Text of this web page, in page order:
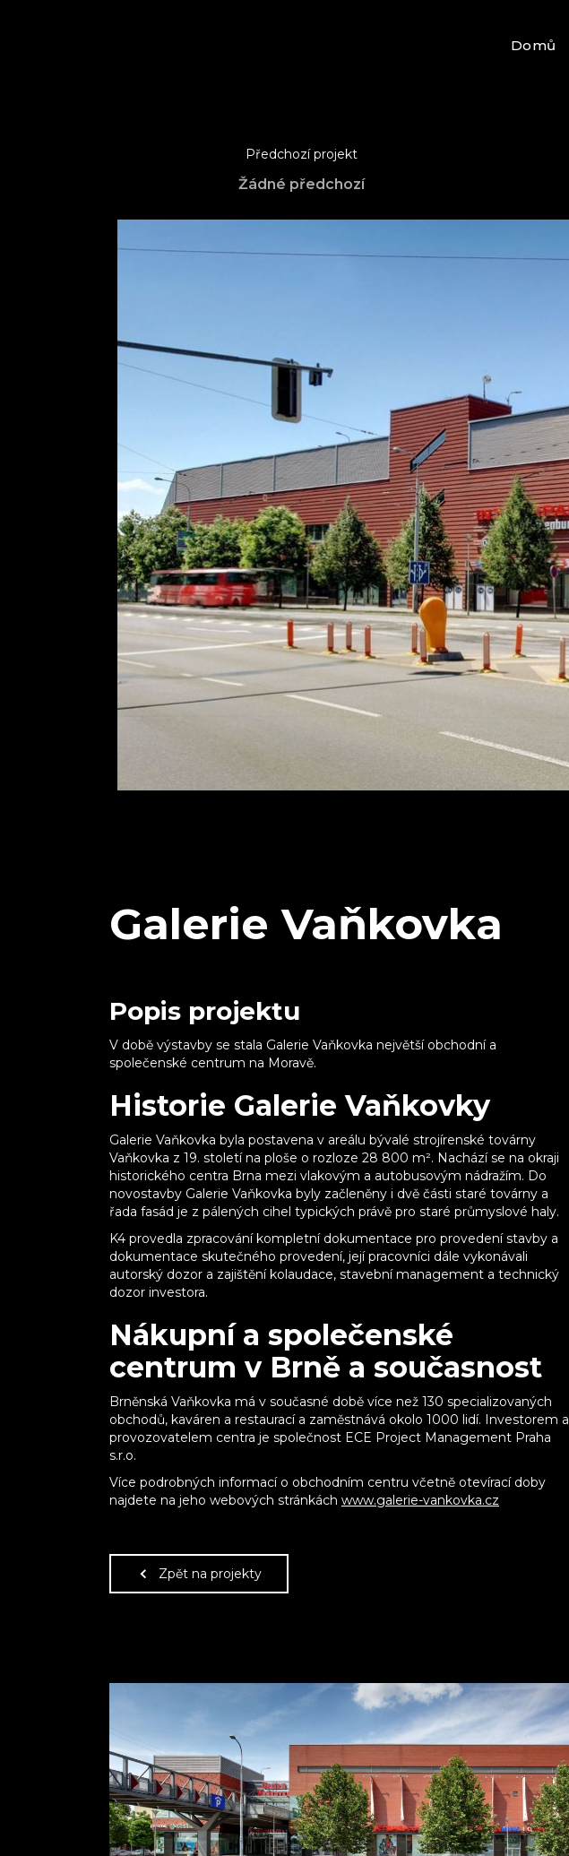
Domů
Předchozí projekt
Žádné předchozí
Galerie Vaňkovka
Popis projektu
V době výstavby se stala Galerie Vaňkovka největší obchodní a
společenské centrum na Moravě.
Historie Galerie Vaňkovky
Galerie Vaňkovka byla postavena v areálu bývalé strojírenské továrny
Vaňkovka z 19. století na ploše o rozloze 28 800 m². Nachází se na okraji
historického centra Brna mezi vlakovým a autobusovým nádražím. Do
novostavby Galerie Vaňkovka byly začleněny i dvě části staré továrny a
řada fasád je z pálených cihel typických právě pro staré průmyslové haly.
K4 provedla zpracování kompletní dokumentace pro provedení stavby a
dokumentace skutečného provedení, její pracovníci dále vykonávali
autorský dozor a zajištění kolaudace, stavební management a technický
dozor investora.
Nákupní a společenské
centrum v Brně a současnost
Brněnská Vaňkovka má v současné době více než 130 specializovaných
obchodů, kaváren a restaurací a zaměstnává okolo 1000 lidí. Investorem a
provozovatelem centra je společnost ECE Project Management Praha
s.r.o.
Více podrobných informací o obchodním centru včetně otevírací doby
najdete na jeho webových stránkách www.galerie-vankovka.cz
Zpět na projekty